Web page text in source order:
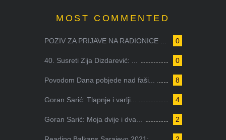
MOST COMMENTED
0
POZIV ZA PRIJAVE NA RADIONICE ...
0
40. Susreti Zija Dizdarević: ...
8
Povodom Dana pobjede nad faši...
4
Goran Sarić: Tlapnje i varlji...
2
Goran Sarić: Moja dvije i dva...